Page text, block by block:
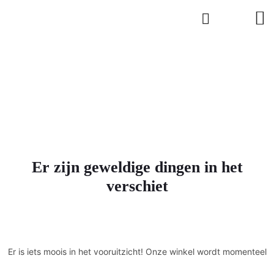
Er zijn geweldige dingen in het
verschiet
Er is iets moois in het vooruitzicht! Onze winkel wordt momenteel